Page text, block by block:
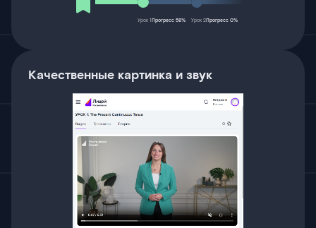
Урок 1Прогресс 58% Урок 2Прогресс 0%
Качественные картинка и звук